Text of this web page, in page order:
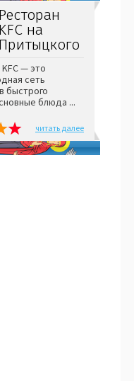
Ресторан
KFC на
Притыцкого
— это
сеть
быстрого
блюда ...
читать далее